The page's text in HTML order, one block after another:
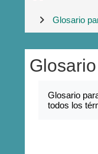
Glosario
Glosario
todos los